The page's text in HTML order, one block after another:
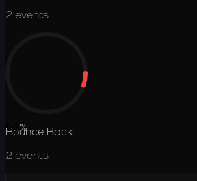
2 events
5.3%
Bounce Back
2 events